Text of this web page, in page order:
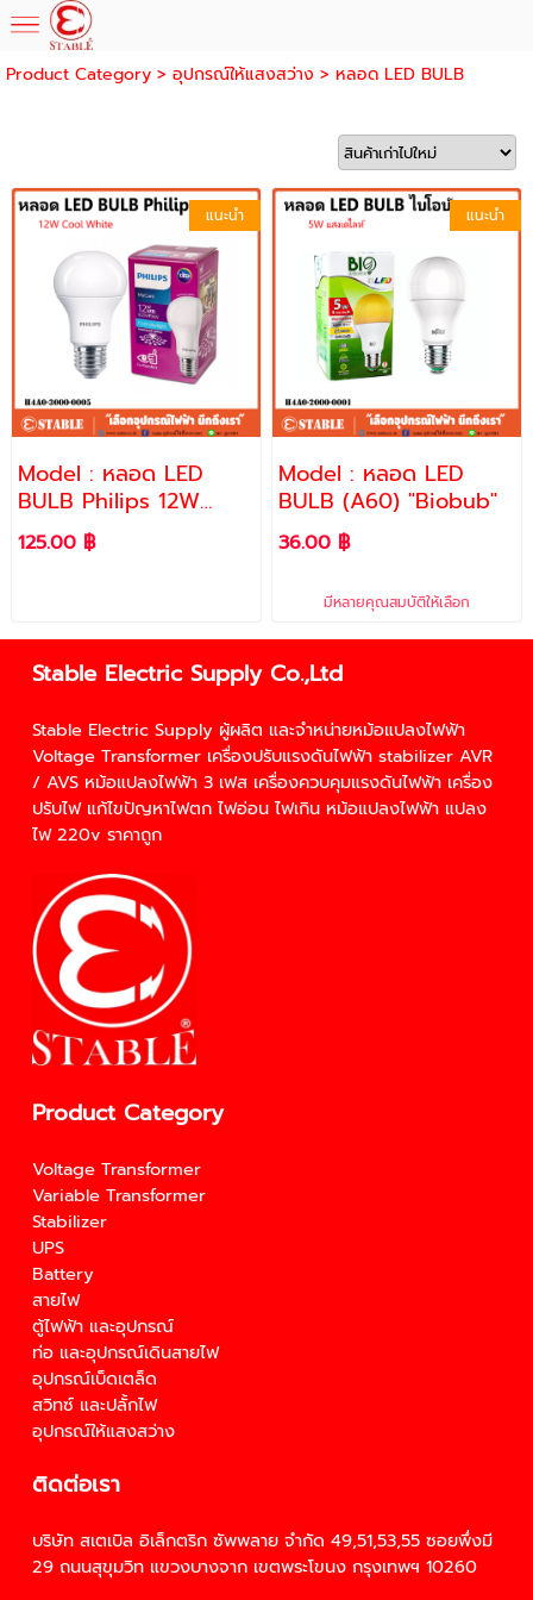
Product Category> อุปกรณ์ให้แสงสว่าง > หลอด LED BULB
แนะนำ
Model : หลอด LED
BULB Philips 12W
Cool White
125.00 ฿
แนะนำ
Model : หลอด LED
BULB (A60) "Biobub"
36.00 ฿
มีหลายคุณสมบัติให้เลือก
Stable Electric Supply Co.,Ltd
Stable Electric Supply ผู้ผลิต และจำหน่ายหม้อแปลงไฟฟ้า
Voltage Transformer เครื่องปรับแรงดันไฟฟ้า stabilizer AVR
/ AVS หม้อแปลงไฟฟ้า 3 เฟส เครื่องควบคุมแรงดันไฟฟ้า เครื่อง
ปรับไฟแก้ไขปัญหาไฟตก ไฟอ่อน ไฟเกิน หม้อแปลงไฟฟ้า แปลง
ไฟ 220v ราคาถูก
Product Category
Voltage Transformer
Variable Transformer
Stabilizer
UPS
Battery
สายไฟ
ตู้ไฟฟ้า และอุปกรณ์
ท่อ และอุปกรณ์เดินสายไฟ
อุปกรณ์เบ็ดเตล็ด
สวิทซ์ และปลั้กไฟ
อุปกรณ์ให้แสงสว่าง
ติดต่อเรา
บริษัท สเตเบิล อิเล็กตริก ซัพพลาย จำกัด 49,51,53,55 ซอยพึ่งมี
29 ถนนสุขุมวิท แขวงบางจาก เขตพระโขนง กรุงเทพฯ 10260